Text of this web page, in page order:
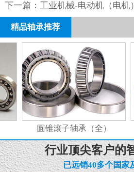
下一篇： 工业机械-电动机（电机）
精品轴承推荐
圆锥滚子轴承（全）
行业顶尖客户的
已远销40多个国家